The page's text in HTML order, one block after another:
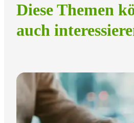
Diese Themen
auch